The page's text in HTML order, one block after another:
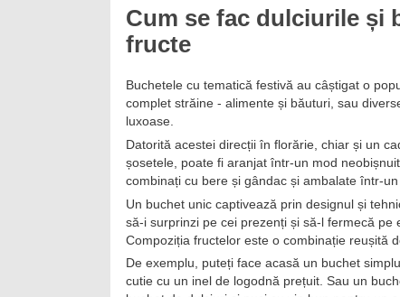
Cum se fac dulciurile și
fructe
Buchetele cu tematică festivă au câștigat o
complet străine - alimente și băuturi, sau
luxoase.
Datorită acestei direcții în florărie, chiar și un
șosetele, poate fi aranjat într-un mod
combinați cu bere și gândac și ambalate într-
Un buchet unic captivează prin designul și
să-i surprinzi pe cei prezenți și să-l fermecă pe
Compoziția fructelor este o combinație reușită
De exemplu, puteți face acasă un buchet
cutie cu un inel de logodnă prețuit. Sau un